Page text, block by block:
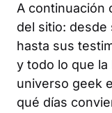
A continuación
del sitio: desde
hasta sus
y todo lo que
universo geek
qué días